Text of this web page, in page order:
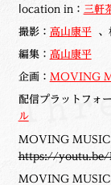
ⅼocation in： 三軒
撮影： 高山康平、
編集： 高山康平
企画： MOVING
配信プラットフォ
ル
MOVING MUSIC
https://youtu.be/
MOVING MUSIC